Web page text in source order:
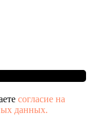
согласие на
данных.